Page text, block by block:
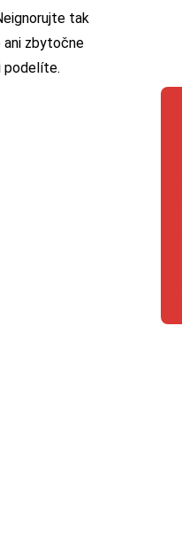
tak
zbytočne
podelíte.